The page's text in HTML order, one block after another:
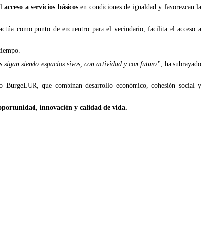
acceso a servicios básicosen condiciones de igualdad y favorezcan la
como punto de encuentro para el vecindario, facilita el acceso a
siendo espacios vivos, con actividad y con futuro” , ha subrayado
que combinan desarrollo económico, cohesión social y
innovación y calidad de vida.